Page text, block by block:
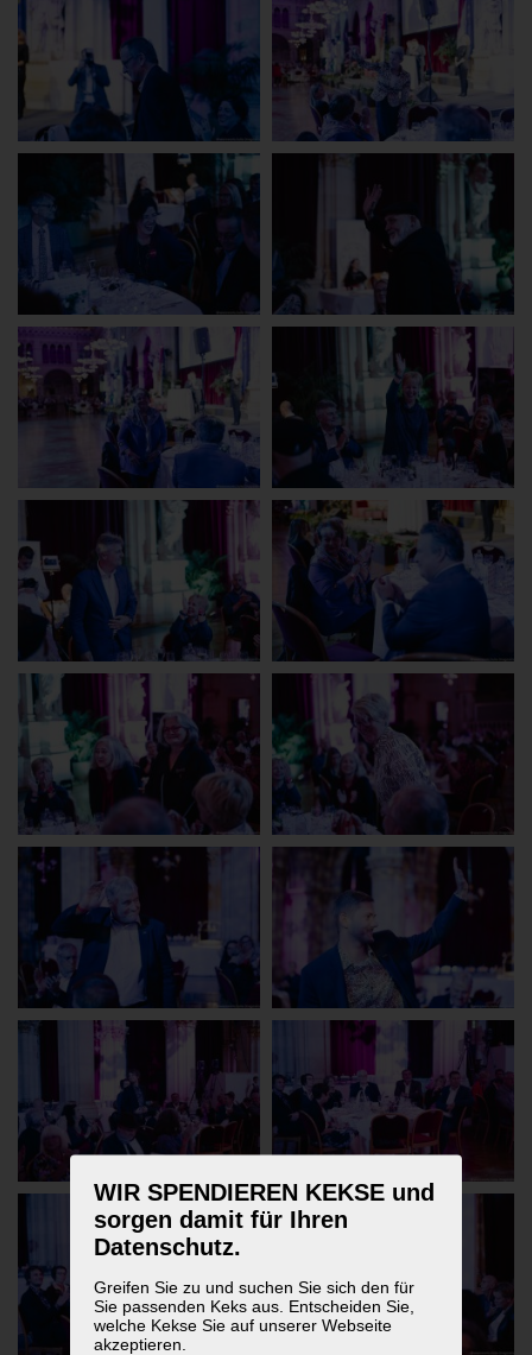
WIR SPENDIEREN KEKSE und
sorgen damit für Ihren
Datenschutz.
Greifen Sie zu und suchen Sie sich den für
Sie passenden Keks aus. Entscheiden Sie,
welche Kekse Sie auf unserer Webseite
akzeptieren.